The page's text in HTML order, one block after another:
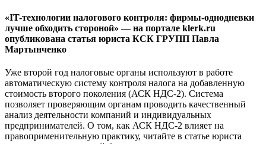
«IT-технологии налогового контроля: фирмы-однодневки
лучше обходить стороной» — на портале klerk.ru
опубликована статья юриста КСК ГРУПП Павла
Мартынченко
Уже второй год налоговые органы используют в работе
автоматическую систему контроля налога на добавленную
стоимость второго поколения (АСК НДС-2). Система
позволяет проверяющим органам проводить качественный
анализ деятельности компаний и индивидуальных
предпринимателей. О том, как АСК НДС-2 влияет на
правоприменительную практику, читайте в статье юриста